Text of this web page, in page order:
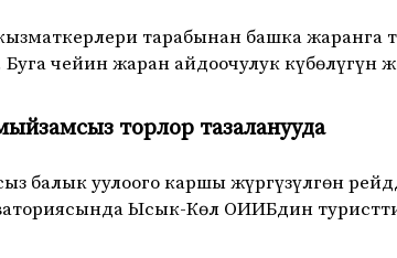
тарабынан башка жаранга
чейин жаран айдоочулук күбөлүгүн
торлор тазаланууда
балык уулоого каршы жүргүзүлгөн
Ысык-Көл ОИИБдин